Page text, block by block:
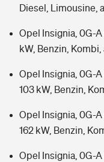
Diesel, Limousine,
Opel Insignia, 0G-A
kW, Benzin,
Opel Insignia, 0G-A
103 kW, Benzin,
Opel Insignia, 0G-A
162 kW, Benzin,
Opel Insignia, 0G-A